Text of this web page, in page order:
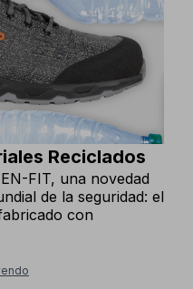
de pegamento
de lo que se
pegado anteriores.
el segundo
Reciclados
FIT, una novedad
de la seguridad: el
con